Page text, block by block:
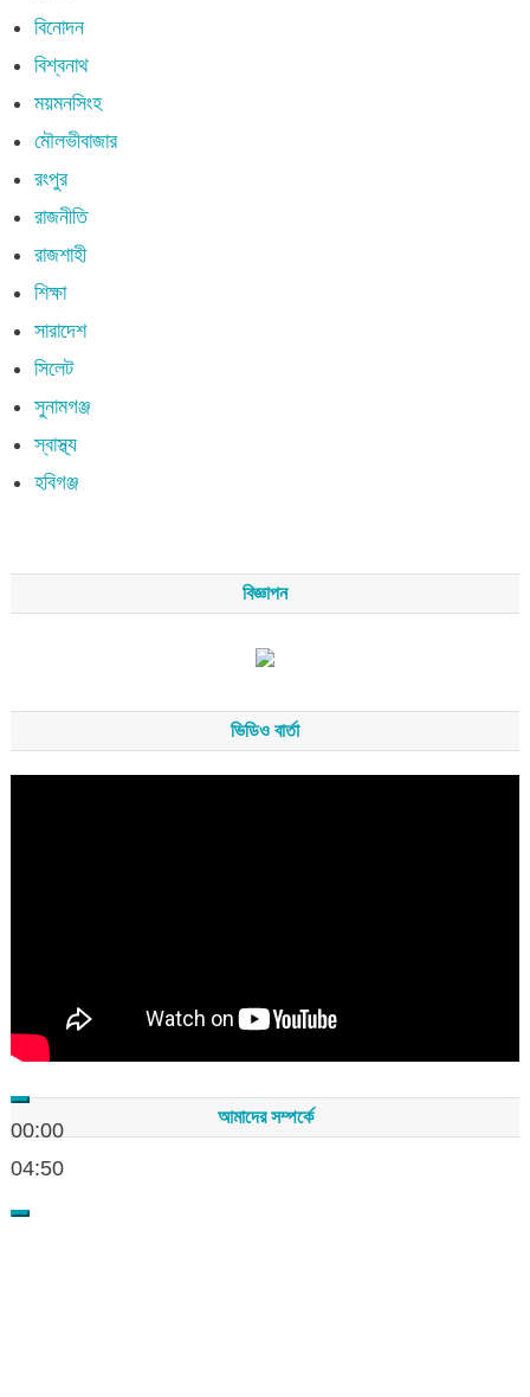
বিনোদন
বিশ্বনাথ
ময়মনসিংহ
মৌলভীবাজার
রংপুর
রাজনীতি
রাজশাহী
শিক্ষা
সারাদেশ
সিলেট
সুনামগঞ্জ
স্বাস্থ্য
হবিগঞ্জ
বিজ্ঞাপন
ভিডিও বার্তা
00:00
04:50
আমাদের সম্পর্কে